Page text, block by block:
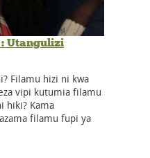
Utangulizi
Filamu hizi ni kwa
vipi kutumia filamu
hiki? Kama
filamu fupi ya